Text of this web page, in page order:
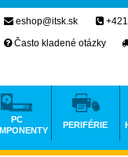
eshop@itsk.sk
Často kladené otázky
PC
PERIFÉRIE